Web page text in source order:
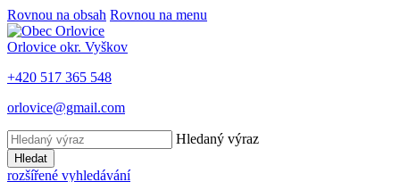
Rovnou na obsah Rovnou na menu
Orlovice okr. Vyškov
+420 517 365 548
orlovice@gmail.com
Hledaný výraz
Hledat
rozšířené vyhledávání